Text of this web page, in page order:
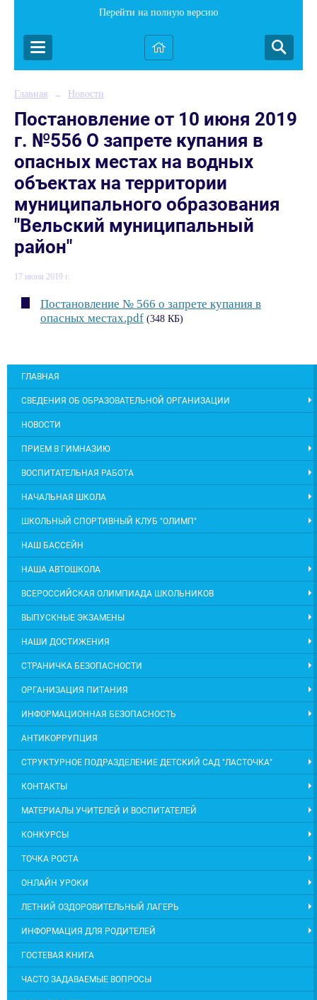
Перейти на полную версию
Главная → Новости
Постановление от 10 июня 2019
г. №556 О запрете купания в
опасных местах на водных
объектах на территории
муниципального образования
"Вельский муниципальный
район"
17 июня 2019 г.
Постановление № 566 о запрете купания в
опасных местах.pdf (348 КБ)
ГЛАВНАЯ
СВЕДЕНИЯ ОБ ОБРАЗОВАТЕЛЬНОЙ ОРГАНИЗАЦИИ
НОВОСТИ
ПРИЕМ В ГИМНАЗИЮ
ВОСПИТАТЕЛЬНАЯ РАБОТА
НАЧАЛЬНАЯ ШКОЛА
ШКОЛЬНЫЙ СПОРТИВНЫЙ КЛУБ "ОЛИМП"
НАШ БАССЕЙН
НАША АВТОШКОЛА
ВСЕРОССИЙСКАЯ ОЛИМПИАДА ШКОЛЬНИКОВ
ВЫПУСКНЫЕ ЭКЗАМЕНЫ
НАШИ ДОСТИЖЕНИЯ
СТРАНИЧКА БЕЗОПАСНОСТИ
ОРГАНИЗАЦИЯ ПИТАНИЯ
ИНФОРМАЦИОННАЯ БЕЗОПАСНОСТЬ
АНТИКОРРУПЦИЯ
СТРУКТУРНОЕ ПОДРАЗДЕЛЕНИЕ ДЕТСКИЙ САД "ЛАСТОЧКА"
КОНТАКТЫ
МАТЕРИАЛЫ УЧИТЕЛЕЙ И ВОСПИТАТЕЛЕЙ
КОНКУРСЫ
ТОЧКА РОСТА
ОНЛАЙН УРОКИ
ЛЕТНИЙ ОЗДОРОВИТЕЛЬНЫЙ ЛАГЕРЬ
ИНФОРМАЦИЯ ДЛЯ РОДИТЕЛЕЙ
ГОСТЕВАЯ КНИГА
ЧАСТО ЗАДАВАЕМЫЕ ВОПРОСЫ